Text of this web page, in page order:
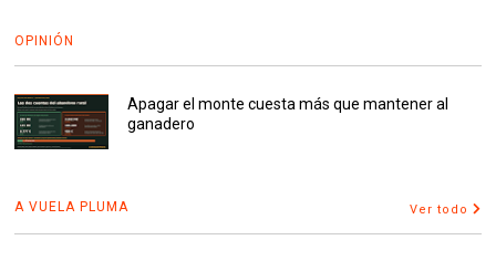
OPINIÓN
Apagar el monte cuesta más que mantener al
ganadero
A VUELA PLUMA Ver todo